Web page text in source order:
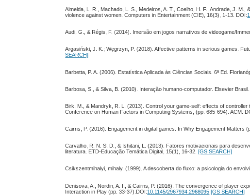
Almeida, L. R., Machado, L. S., Medeiros, A. T., Coelho, H. F., Andrade, J.
violence against women. Computers in Entertainment (CIE), 16(3), 1-13. DOI:
Audi, G., & Régis, F. (2014). Imersão em jogos narrativos de videogame/
Argasiński, J. K.; Węgrzyn, P. (2018). Affective patterns in serious games.
SEARCH]
Barbetta, P. A. (2006). Estatística Aplicada às Ciências Sociais. 6ª Ed.
Barbosa, S., & Silva, B. (2010). Interação humano-computador. Elsevier Brasil.
Birk, M., & Mandryk, R. L. (2013). Control your game-self: effects of
Conference on Human Factors in Computing Systems, (pp. 685-694). ACM.
Cairns, P. (2016). Engagement in digital games. In Why Engagement Matters
Carvalho, R. N. S. D., & Ishitani, L. (2013). Fatores motivacionais para
literatura. ETD-Educação Temática Digital, 15(1), 16-32. [GS SEARCH]
Csikszentmihalyi, mihaly. (1999). A descoberta do fluxo: a psicologia do
Denisova, A., Nordin, A. I., & Cairns, P. (2016). The convergence of player
Interaction in Play (pp. 33-37).DOI:10.1145/2967934.2968095 [GS SEARCH]